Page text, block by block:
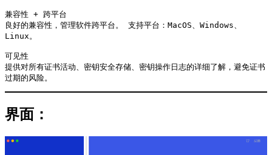
兼容性 + 跨平台
良好的兼容性，管理软件跨平台。 支持平台：MacOS、Windows、
Linux。
可见性
提供对所有证书活动、密钥安全存储、密钥操作日志的详细了解，避免证书
过期的风险。
界面：